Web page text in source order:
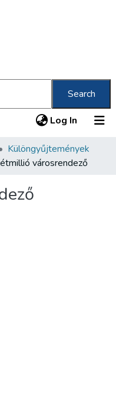
Search
Log In (current)
Különgyűjtemények
városrendező